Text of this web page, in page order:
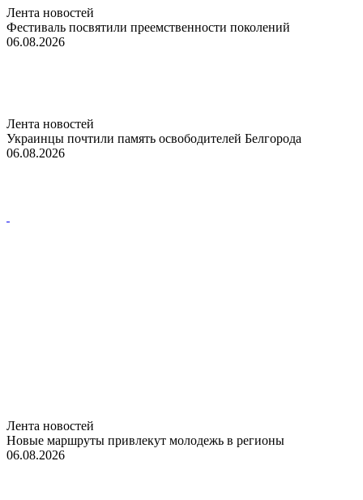
Лента новостей
Фестиваль посвятили преемственности поколений
06.08.2026
Лента новостей
Украинцы почтили память освободителей Белгорода
06.08.2026
Лента новостей
Новые маршруты привлекут молодежь в регионы
06.08.2026